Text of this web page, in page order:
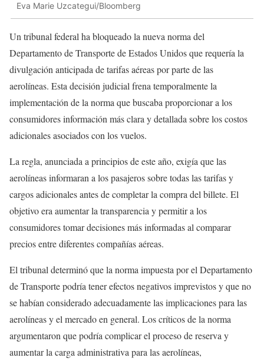
Eva Marie Uzcategui/Bloomberg
Un tribunal federal ha bloqueado la nueva norma del
Departamento de Transporte de Estados Unidos que requería la
divulgación anticipada de tarifas aéreas por parte de las
aerolíneas. Esta decisión judicial frena temporalmente la
implementación de la norma que buscaba proporcionar a los
consumidores información más clara y detallada sobre los costos
adicionales asociados con los vuelos.
La regla, anunciada a principios de este año, exigía que las
aerolíneas informaran a los pasajeros sobre todas las tarifas y
cargos adicionales antes de completar la compra del billete. El
objetivo era aumentar la transparencia y permitir a los
consumidores tomar decisiones más informadas al comparar
precios entre diferentes compañías aéreas.
El tribunal determinó que la norma impuesta por el Departamento
de Transporte podría tener efectos negativos imprevistos y que no
se habían considerado adecuadamente las implicaciones para las
aerolíneas y el mercado en general. Los críticos de la norma
argumentaron que podría complicar el proceso de reserva y
aumentar la carga administrativa para las aerolíneas,